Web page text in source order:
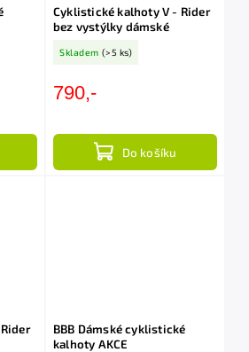
Cyklistické kalhoty V - Rider
bez vystýlky dámské
Skladem (>5 ks)
790,-
Do košíku
BBB Dámské cyklistické
kalhoty AKCE